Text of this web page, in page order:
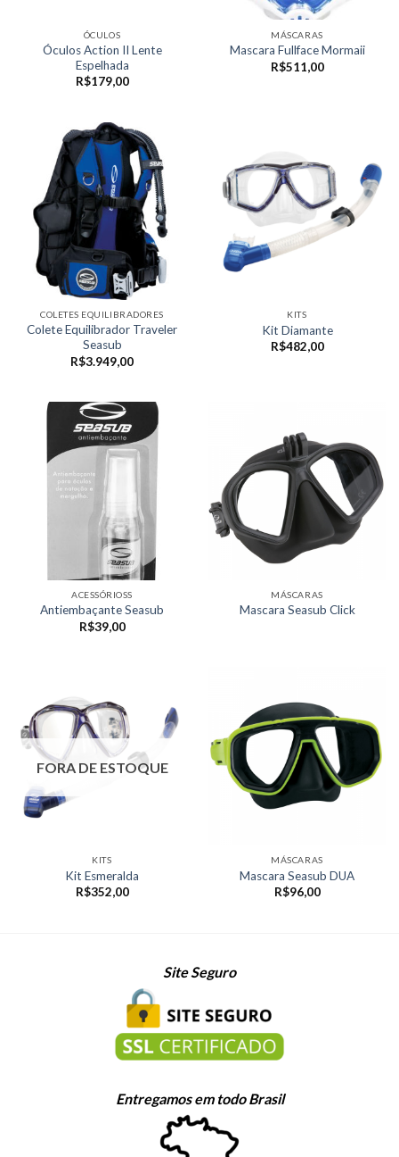
ÓCULOS
Óculos Action II Lente
Espelhada
R$179,00
MÁSCARAS
Mascara Fullface Mormaii
R$511,00
COLETES EQUILIBRADORES
Colete Equilibrador Traveler
Seasub
R$3.949,00
KITS
Kit Diamante
R$482,00
ACESSÓRIOSS
Antiembaçante Seasub
R$39,00
MÁSCARAS
Mascara Seasub Click
FORA DE ESTOQUE
KITS
Kit Esmeralda
R$352,00
MÁSCARAS
Mascara Seasub DUA
R$96,00
Site Seguro
Entregamos em todo Brasil